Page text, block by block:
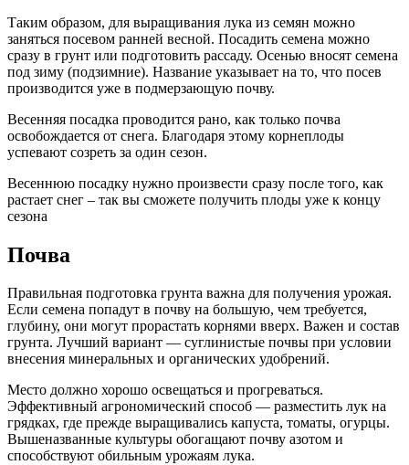
Таким образом, для выращивания лука из семян можно
заняться посевом ранней весной. Посадить семена можно
сразу в грунт или подготовить рассаду. Осенью вносят семена
под зиму (подзимние). Название указывает на то, что посев
производится уже в подмерзающую почву.
Весенняя посадка проводится рано, как только почва
освобождается от снега. Благодаря этому корнеплоды
успевают созреть за один сезон.
Весеннюю посадку нужно произвести сразу после того, как
растает снег – так вы сможете получить плоды уже к концу
сезона
Почва
Правильная подготовка грунта важна для получения урожая.
Если семена попадут в почву на большую, чем требуется,
глубину, они могут прорастать корнями вверх. Важен и состав
грунта. Лучший вариант — суглинистые почвы при условии
внесения минеральных и органических удобрений.
Место должно хорошо освещаться и прогреваться.
Эффективный агрономический способ — разместить лук на
грядках, где прежде выращивались капуста, томаты, огурцы.
Вышеназванные культуры обогащают почву азотом и
способствуют обильным урожаям лука.